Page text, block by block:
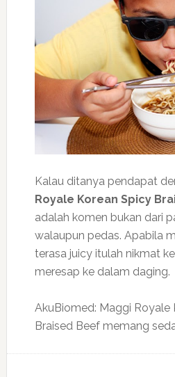
Kalau ditanya pendapat
Royale Korean Spicy
adalah komen bukan dari
walaupun pedas. Apabila
terasa juicy itulah nikmat
meresap ke dalam daging.
AkuBiomed: Maggi Royale
Braised Beef memang